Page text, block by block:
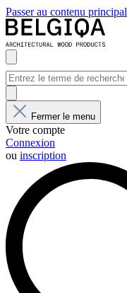
Passer au contenu principal
Fermer le menu
Votre compte
Connexion
ou inscription